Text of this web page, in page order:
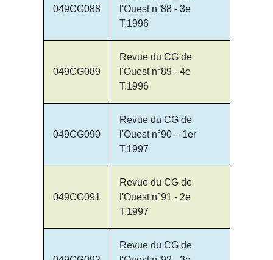
049CG088
l'Ouest n°88 - 3e
T.1996
049CG089
Revue du CG de
l'Ouest n°89 - 4e
T.1996
049CG090
Revue du CG de
l'Ouest n°90 – 1er
T.1997
049CG091
Revue du CG de
l'Ouest n°91 - 2e
T.1997
Revue du CG de